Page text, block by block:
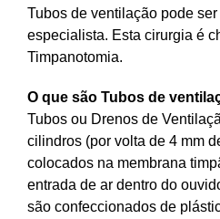
Tubos de ventilação pode
especialista. Esta cirurgia é
Timpanotomia.
O que são Tubos de
Tubos ou Drenos de
cilindros (por volta de 4 mm
colocados na membrana
entrada de ar dentro do
são confeccionados de